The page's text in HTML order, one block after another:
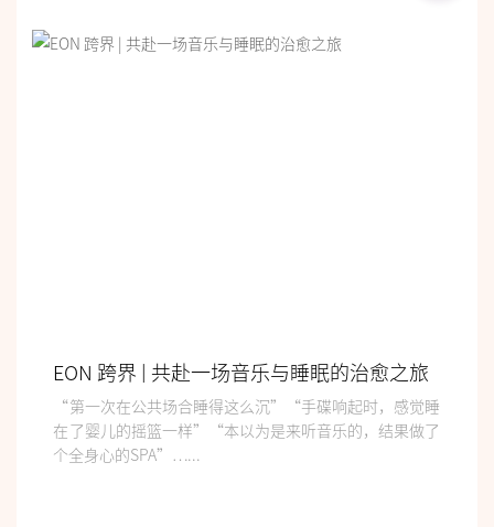
EON 跨界 | 共赴一场音乐与睡眠的治愈之旅
“第一次在公共场合睡得这么沉”“手碟响起时，感觉睡
在了婴儿的摇篮一样”“本以为是来听音乐的，结果做了
个全身心的SPA”…...